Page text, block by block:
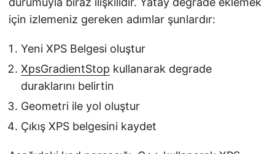
için izlemeniz gereken adımlar şunlardır:
Yeni XPS Belgesi oluştur
XpsGradientStop kullanarak degrade
duraklarını belirtin
Geometri ile yol oluştur
Çıkış XPS belgesini kaydet